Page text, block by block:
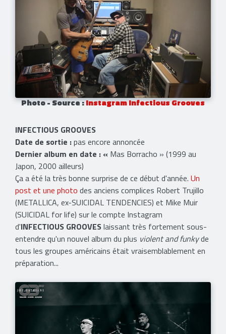
Photo - Source :Instagram Infectious Grooves
INFECTIOUS GROOVES
Date de sortie :pas encore annoncée
Dernier album en date : « Mas Borracho » (1999 au
Japon, 2000 ailleurs)
Ça a été la très bonne surprise de ce début d'année. Un
post et une photo des anciens complices Robert Trujillo
(METALLICA, ex-SUICIDAL TENDENCIES) et Mike Muir
(SUICIDAL for life) sur le compte Instagram
d'INFECTIOUS GROOVESlaissant très fortement sous-
entendre qu'un nouvel album du plus violent and funkyde
tous les groupes américains était vraisemblablement en
préparation...